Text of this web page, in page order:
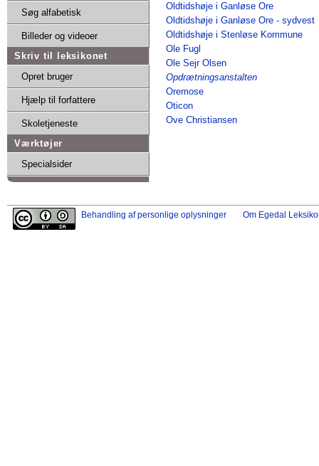
Søg alfabetisk
Billeder og videoer
Skriv til leksikonet
Opret bruger
Hjælp til forfattere
Skoletjeneste
Værktøjer
Specialsider
Oldtidshøje i Ganløse Ore
Oldtidshøje i Ganløse Ore - sydvest
Oldtidshøje i Stenløse Kommune
Ole Fugl
Ole Sejr Olsen
Opdrætningsanstalten
Oremose
Oticon
Ove Christiansen
Behandling af personlige oplysninger Om Egedal